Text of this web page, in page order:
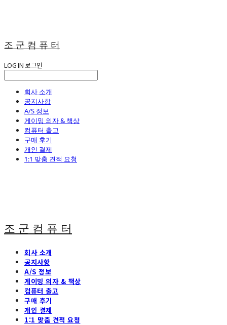
조 군 컴 퓨 터
LOG IN로그인
회사 소개
공지사항
A/S 정보
게이밍 의자 & 책상
컴퓨터 출고
구매 후기
개인 결제
1:1 맞춤 견적 요청
조 군 컴 퓨 터
회사 소개
공지사항
A/S 정보
게이밍 의자 & 책상
컴퓨터 출고
구매 후기
개인 결제
1:1 맞춤 견적 요청